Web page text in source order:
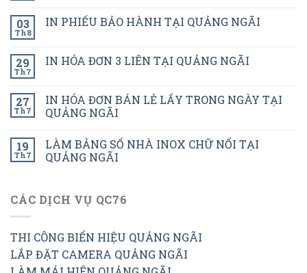
03
Th8
IN PHIẾU BẢO HÀNH TẠI QUẢNG NGÃI
29
Th7
IN HÓA ĐƠN 3 LIÊN TẠI QUẢNG NGÃI
27
Th7
IN HÓA ĐƠN BÁN LẺ LẤY TRONG NGÀY TẠI
QUẢNG NGÃI
19
Th7
LÀM BẢNG SỐ NHÀ INOX CHỮ NỔI TẠI
QUẢNG NGÃI
CÁC DỊCH VỤ QC76
THI CÔNG BIỂN HIỆU QUẢNG NGÃI
LẮP ĐẶT CAMERA QUẢNG NGÃI